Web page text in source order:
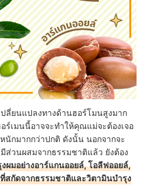
ลี่ยนแปลงทางด้านฮอร์โมนสูงมาก
ร์เมนนี้อาจจะทำให้คุณแม่จะต้องเจอ
นักมากกว่าปกติ ดังนั้น นอกจากจะ
ส่วนผสมจากธรรมชาติแล้ว ยังต้อง
ผมอย่างอาร์แกนออยล์, โอลีฟออยล์,
สกัดจากธรรมชาติและวิตามินบำรุง